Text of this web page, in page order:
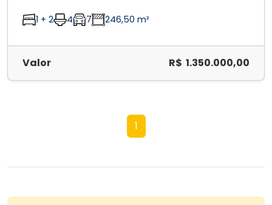
1 + 2 4 7 246,50 m²
Valor R$ 1.350.000,00
1